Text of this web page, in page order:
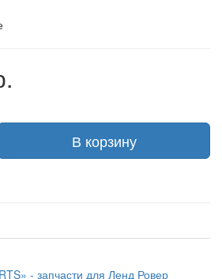
В корзину
- запчасти для Ленд Ровер